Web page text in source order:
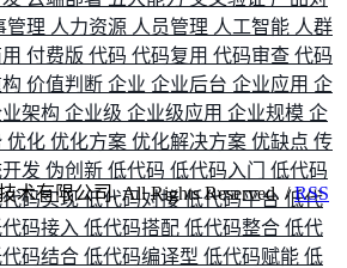
管理 人力资源 人员管理 人工智能 人群
付费版 代码 代码复用 代码审查 代码
价值判断 企业 企业后台 企业应用 企
架构 企业级 企业级应用 企业规模 企
优化 优化方案 优化解决方案 优缺点 传
发 伪创新 低代码 低代码入门 低代码
码实现低代码对接低代码平台 低代
码接入 低代码搭配 低代码整合 低代
码结合 低代码编译型 低代码赋能 低
术有限公司. All Rights Reserved. /RSS